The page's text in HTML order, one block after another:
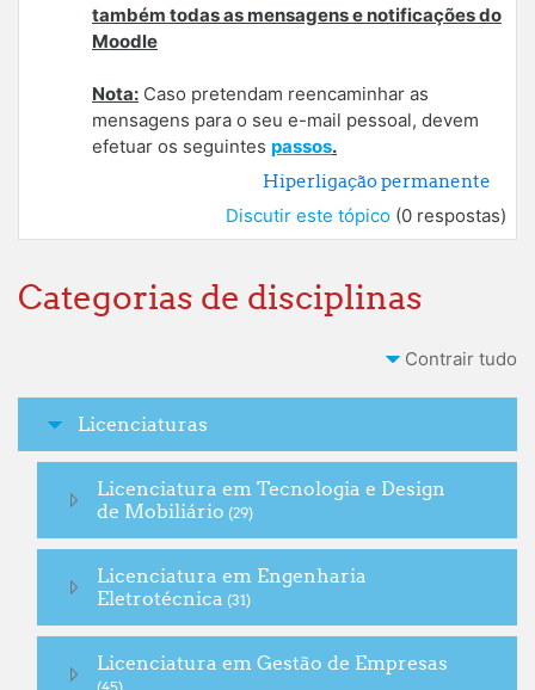
também todas as mensagens e notificações do
Moodle
Nota: Caso pretendam reencaminhar as
mensagens para o seu e-mail pessoal, devem
efetuar os seguintes passos.
Hiperligação permanente
Discutir este tópico (0 respostas)
Categorias de disciplinas
Contrair tudo
Licenciaturas
Licenciatura em Tecnologia e Design
de Mobiliário (29)
Licenciatura em Engenharia
Eletrotécnica (31)
Licenciatura em Gestão de Empresas